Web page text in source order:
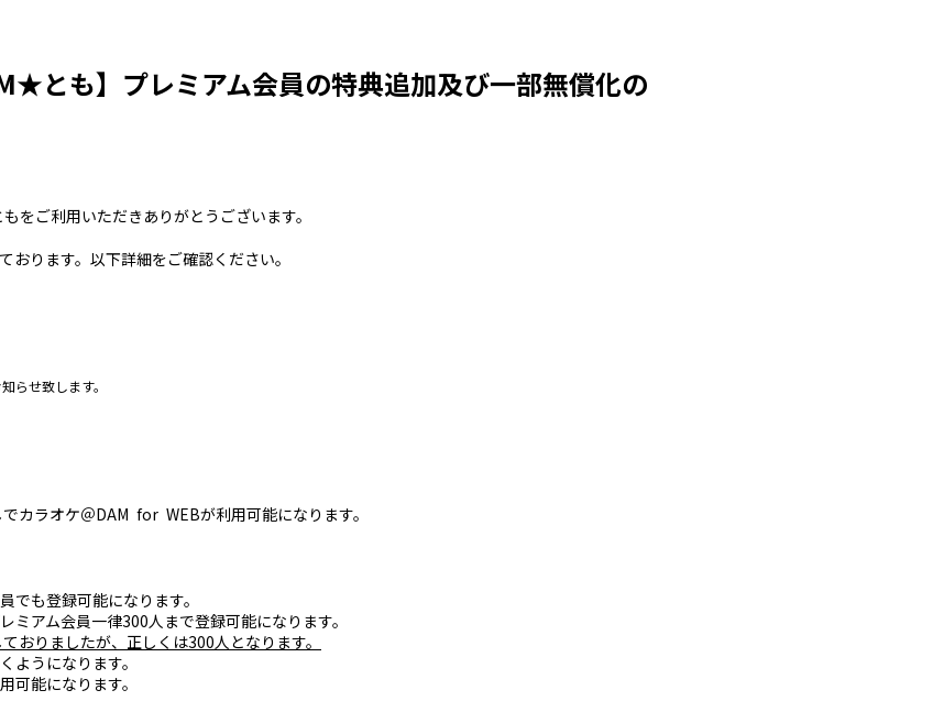
とも】プレミアム会員の特典追加及び一部無償化の
をご利用いただきありがとうございます。
おります。以下詳細をご確認ください。
らせ致します。
カラオケ＠DAM for WEBが利用可能になります。
でも登録可能になります。
アム会員一律300人まで登録可能になります。
おりましたが、正しくは300人となります。
ようになります。
可能になります。